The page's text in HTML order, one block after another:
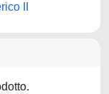
II